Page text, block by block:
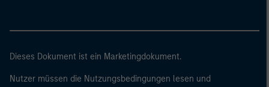
Dieses Dokument ist ein Marketingdokument.
Nutzer müssen die Nutzungsbedingungen lesen und